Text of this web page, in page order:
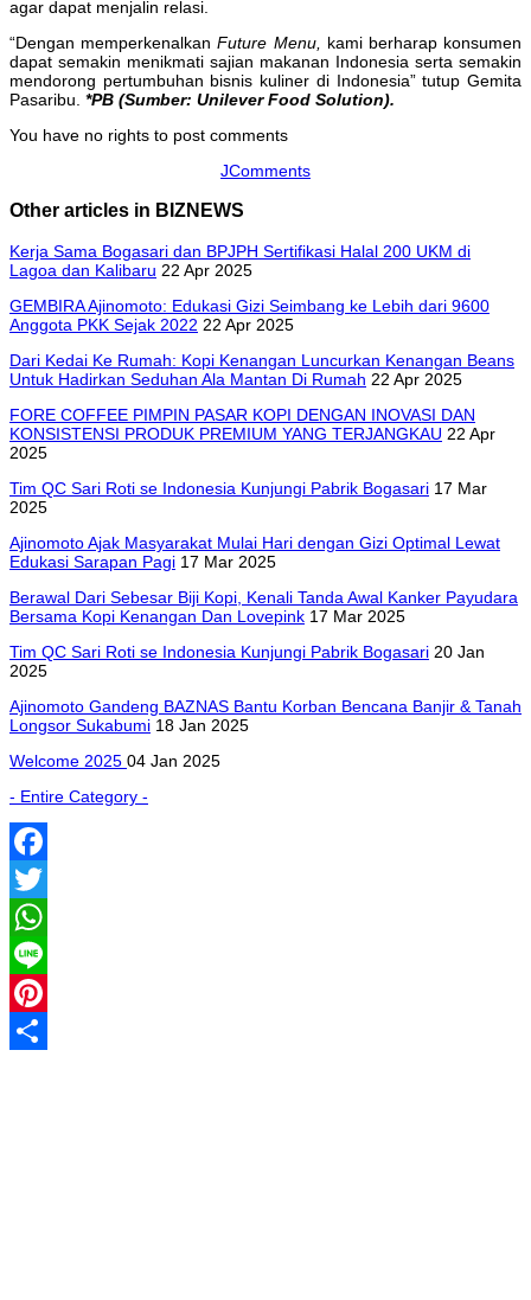
agar dapat menjalin relasi.
“Dengan memperkenalkanFuture Menu,
kami berharap konsumen
dapat semakin menikmati sajian makanan Indonesia serta semakin
mendorong pertumbuhan bisnis kuliner di Indonesia” tutup Gemita
Pasaribu. *PB (Sumber: Unilever Food Solution).
You have no rights to post comments
JComments
Other articles in BIZNEWS
Kerja Sama Bogasari dan BPJPH Sertifikasi Halal 200 UKM di
Lagoa dan Kalibaru 22 Apr 2025
GEMBIRA Ajinomoto: Edukasi Gizi Seimbang ke Lebih dari 9600
Anggota PKK Sejak 2022 22 Apr 2025
Dari Kedai Ke Rumah: Kopi Kenangan Luncurkan Kenangan Beans
Untuk Hadirkan Seduhan Ala Mantan Di Rumah 22 Apr 2025
FORE COFFEE PIMPIN PASAR KOPI DENGAN INOVASI DAN
KONSISTENSI PRODUK PREMIUM YANG TERJANGKAU 22 Apr
2025
Tim QC Sari Roti se Indonesia Kunjungi Pabrik Bogasari 17 Mar
2025
Ajinomoto Ajak Masyarakat Mulai Hari dengan Gizi Optimal Lewat
Edukasi Sarapan Pagi 17 Mar 2025
Berawal Dari Sebesar Biji Kopi, Kenali Tanda Awal Kanker Payudara
Bersama Kopi Kenangan Dan Lovepink 17 Mar 2025
Tim QC Sari Roti se Indonesia Kunjungi Pabrik Bogasari 20 Jan
2025
Ajinomoto Gandeng BAZNAS Bantu Korban Bencana Banjir & Tanah
Longsor Sukabumi 18 Jan 2025
Welcome 2025 04 Jan 2025
- Entire Category -
Facebook
Twitter
WhatsApp
Line
Pinterest